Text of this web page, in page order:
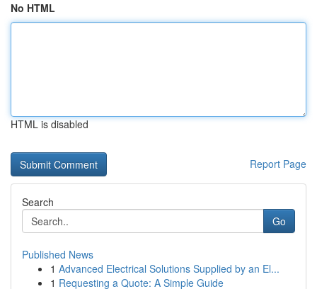
No HTML
HTML is disabled
Report Page
Search
Go
Published News
1 Advanced Electrical Solutions Supplied by an El...
1 Requesting a Quote: A Simple Guide